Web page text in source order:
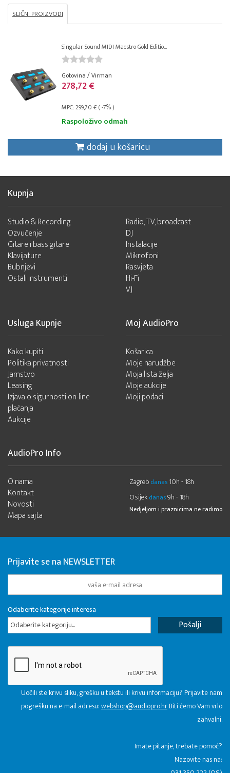
SLIČNI PROIZVODI
Singular Sound MIDI Maestro Gold Editio...
Gotovina / Virman
278,72 €
MPC: 299,70 € ( -7% )
Raspoloživo odmah
dodaj u košaricu
Kupnja
Studio & Recording
Ozvučenje
Gitare i bass gitare
Klavijature
Bubnjevi
Ostali instrumenti
Radio, TV, broadcast
DJ
Instalacije
Mikrofoni
Rasvjeta
Hi-Fi
VJ
Usluga Kupnje
Kako kupiti
Politika privatnosti
Jamstvo
Leasing
Izjava o sigurnosti on-line
plaćanja
Aukcije
Moj AudioPro
Košarica
Moje narudžbe
Moja lista želja
Moje aukcije
Moji podaci
AudioPro Info
O nama
Kontakt
Novosti
Mapa sajta
Zagreb danas 10h - 18h
Osijek danas9h - 18h
Nedjeljom i praznicima ne radimo
Prijavite se na NEWSLETTER
Odaberite kategorije interesa
Odaberite kategoriju...
Uočili ste krivu sliku, grešku u tekstu ili krivu informaciju? Prijavite nam
pogrešku na e-mail adresu:webshop@audiopro.hrBiti ćemo Vam vrlo
zahvalni.
​Imate pitanje, trebate pomoć?
Nazovite nas na: